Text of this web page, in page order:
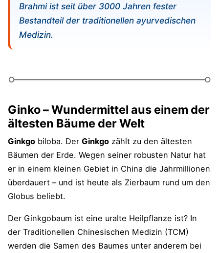
Brahmi ist seit über 3000 Jahren fester
Bestandteil der traditionellen ayurvedischen
Medizin.
Ginko–Wundermittel aus einem der
ältesten Bäume der Welt
Ginkgo biloba. Der Ginkgo zählt zu den ältesten
Bäumen der Erde. Wegen seiner robusten Natur hat
er in einem kleinen Gebiet in China die Jahrmillionen
überdauert – und ist heute als Zierbaum rund um den
Globus beliebt.
Der Ginkgobaum ist eine uralte Heilpflanze ist? In
der Traditionellen Chinesischen Medizin (TCM)
werden die Samen des Baumes unter anderem bei